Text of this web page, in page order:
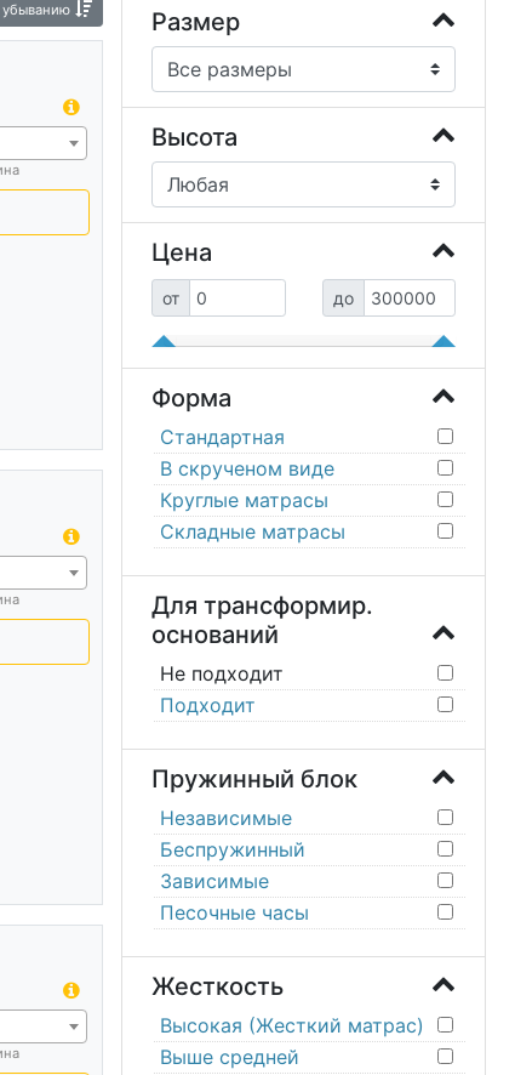
Пуф-матрасы складные
убыванию Размер
Высота
Цена
от до
Форма
Стандартная
В скрученом виде
Круглые матрасы
Складные матрасы
Для трансформир.
оснований
Не подходит
Подходит
Пружинный блок
Независимые
Беспружинный
Зависимые
Песочные часы
Жесткость
Высокая (Жесткий матрас)
Выше средней